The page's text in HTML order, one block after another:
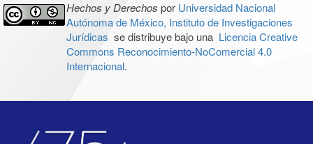
Hechos y Derechos por Universidad Nacional
Autónoma de México, Instituto de Investigaciones
Jurídicas se distribuye bajo una Licencia Creative
Commons Reconocimiento-NoComercial 4.0
Internacional.